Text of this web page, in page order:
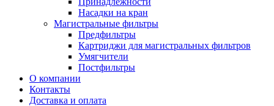
Насадки на кран
Магистральные фильтры
Предфильтры
Картриджи для магистральных фильтров
Умягчители
Постфильтры
О компании
Контакты
Доставка и оплата